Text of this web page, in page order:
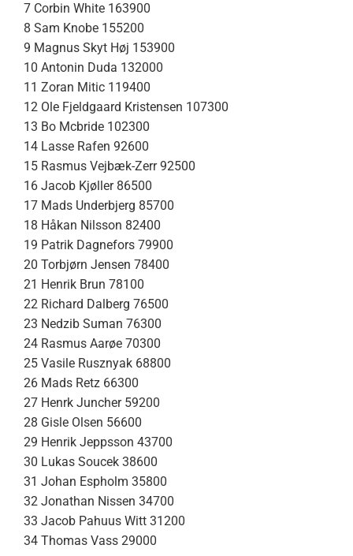
7 Corbin White 163900
8 Sam Knobe 155200
9 Magnus Skyt Høj 153900
10 Antonin Duda 132000
11 Zoran Mitic 119400
12 Ole Fjeldgaard Kristensen 107300
13 Bo Mcbride 102300
14 Lasse Rafen 92600
15 Rasmus Vejbæk-Zerr 92500
16 Jacob Kjøller 86500
17 Mads Underbjerg 85700
18 Håkan Nilsson 82400
19 Patrik Dagnefors 79900
20 Torbjørn Jensen 78400
21 Henrik Brun 78100
22 Richard Dalberg 76500
23 Nedzib Suman 76300
24 Rasmus Aarøe 70300
25 Vasile Rusznyak 68800
26 Mads Retz 66300
27 Henrk Juncher 59200
28 Gisle Olsen 56600
29 Henrik Jeppsson 43700
30 Lukas Soucek 38600
31 Johan Espholm 35800
32 Jonathan Nissen 34700
33 Jacob Pahuus Witt 31200
34 Thomas Vass 29000